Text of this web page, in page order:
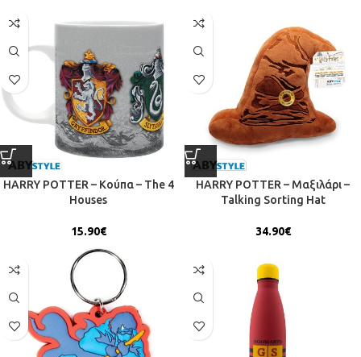
HARRY POTTER – Κούπα – The 4
Houses
15.90€
HARRY POTTER – Μαξιλάρι –
Talking Sorting Hat
34.90€